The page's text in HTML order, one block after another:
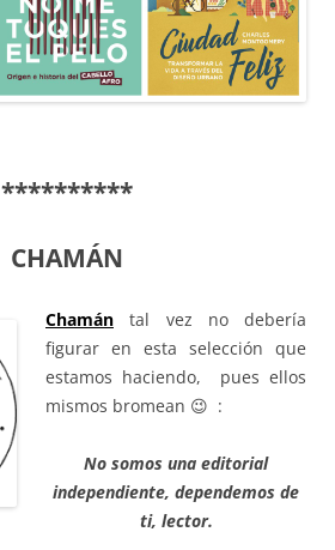
**********
CHAMÁN
Chamán
tal vez no debería
figurar en esta selección que
estamos haciendo, pues ellos
mismos bromean 😉 :
No somos una editorial
independiente, dependemos de
ti, lector.